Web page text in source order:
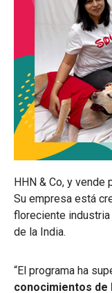
HHN & Co, y
Su empresa está
floreciente
de la India.
“El programa ha
conocimientos de